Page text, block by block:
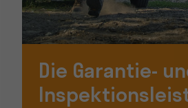
Die Garantie-